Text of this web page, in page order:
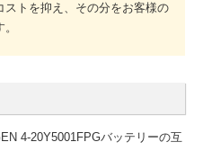
トを抑え、その分をお客様の
4-20Y5001FPGバッテリーの互